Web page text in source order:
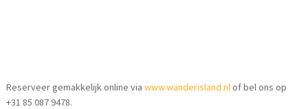
Reserveer gemakkelijk online viawww.wanderisland.nlof bel ons op
+31 85 087 9478.